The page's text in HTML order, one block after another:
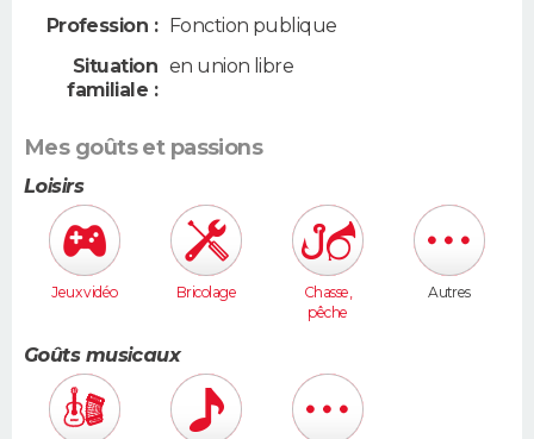
Profession : Fonction publique
Situation
familiale :
en union libre
Mes goûts et passions
Loisirs
Jeux vidéo Bricolage
Chasse,
pêche
Autres
Goûts musicaux